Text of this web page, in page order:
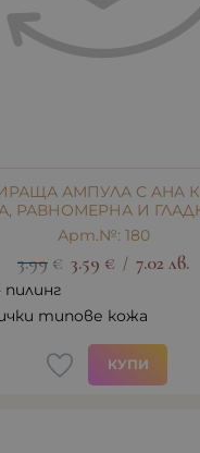
АМПУЛА С AHA
РАВНОМЕРНА И
Арт.№: 180
3.99 € 3.59 € / 7.02 лв.
типове кожа
КУПИ